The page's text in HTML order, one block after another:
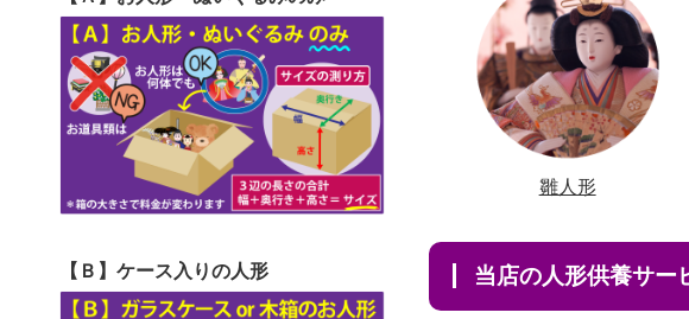
雛人形
当店の人形供養サ
一緒にお雛様を出しました。
お...
2026/06/28きちんと供養して
いただけると思ったので、お
ぐるみを供養いただいたこと
が...
第72回人形供養祭
令和6年9月9日(月)
第71回人形供養祭
令和6年8月1日(木)
第70回人形供養祭
第69回人形供養祭
【Ｂ】ケース入りの人形